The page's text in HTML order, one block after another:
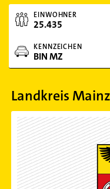
EINWOHNER
25.435
KENNZEICHEN
BIN MZ
Landkreis